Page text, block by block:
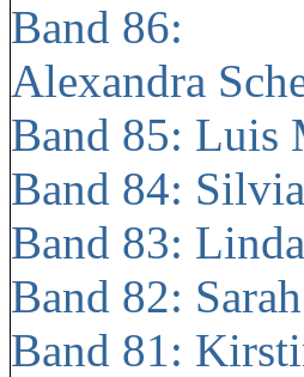
Band 86:
Alexandra
Band 85: Luis
Band 84:
Band 83:
Band 82:
Band 81: